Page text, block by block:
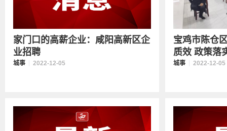
家门口的高薪企业：咸阳高新区企
业招聘
城事 2022-12-05
宝鸡市陈仓
质效 政策落
城事 2022-12-05